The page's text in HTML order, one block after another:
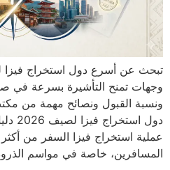
ونسبة القبول ونصائح مهمة من
دول
عملية استخراج فيزا السفر من أكثر
المسافرين، خاصة في مواسم